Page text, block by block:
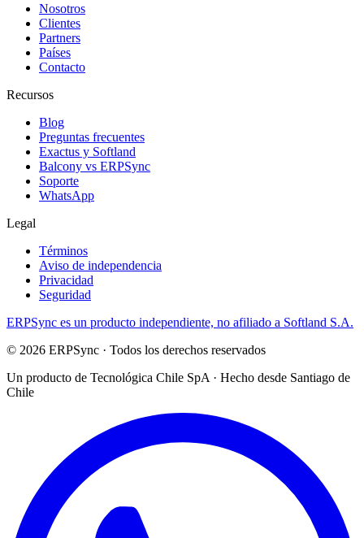
Nosotros
Clientes
Partners
Países
Contacto
Recursos
Blog
Preguntas frecuentes
Exactus y Softland
Balcony vs ERPSync
Soporte
WhatsApp
Legal
Términos
Aviso de independencia
Privacidad
Seguridad
ERPSync es un producto independiente, no afiliado a Softland S.A.
© 2026 ERPSync · Todos los derechos reservados
Un producto de Tecnológica Chile SpA · Hecho desde Santiago de
Chile